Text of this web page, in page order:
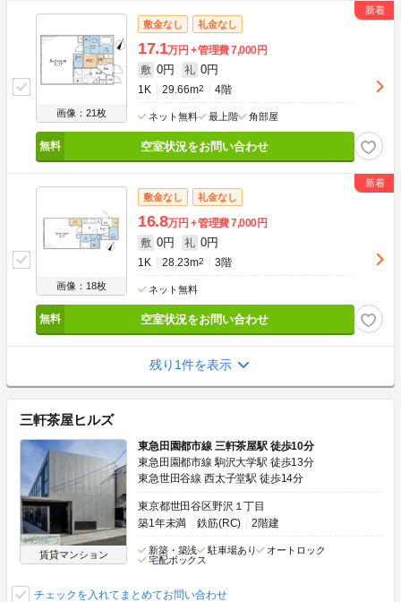
画像：21枚
敷金なし 礼金なし
17.1万円 管理費7,000円
敷 0円 礼 0円
1K 29.66m2 4階
ネット無料 最上階 角部屋
空室状況をお問い合わせ
画像：18枚
敷金なし 礼金なし
16.8万円 管理費7,000円
敷 0円 礼 0円
1K 28.23m2 3階
ネット無料
空室状況をお問い合わせ
残り1件を表示
三軒茶屋ヒルズ
賃貸マンション
東急田園都市線 三軒茶屋駅 徒歩10分
東急田園都市線 駒沢大学駅 徒歩13分
東急世田谷線 西太子堂駅 徒歩14分
東京都世田谷区野沢１丁目
築1年未満
鉄筋(RC) 2階建
新築・築浅 駐車場あり
オートロック
宅配ボックス
チェックを入れてまとめてお問い合わせ